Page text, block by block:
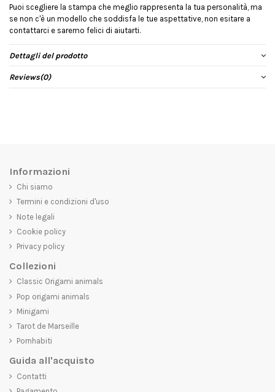
Puoi scegliere la stampa che meglio rappresenta la tua personalità, ma
se non c'è un modello che soddisfa le tue aspettative, non esitare a
contattarci e saremo felici di aiutarti.
Dettagli del prodotto
Reviews(0)
Informazioni
Chi siamo
Termini e condizioni d'uso
Note legali
Cookie policy
Privacy policy
Collezioni
Classic Origami animals
Pop origami animals
Minigami
Tarot de Marseille
Pornhabiti
Guida all'acquisto
Contatti